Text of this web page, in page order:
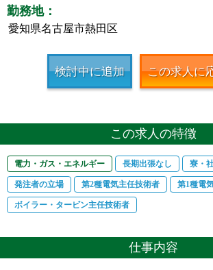
勤務地：
愛知県名古屋市熱田区
検討中に追加 この求人に
この求人の特徴
電力・ガス・エネルギー 長期出張なし 寮・
発注者の立場 第2種電気主任技術者 第1種電
ボイラー・タービン主任技術者
仕事内容